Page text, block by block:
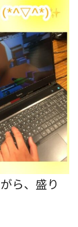
ら、盛り